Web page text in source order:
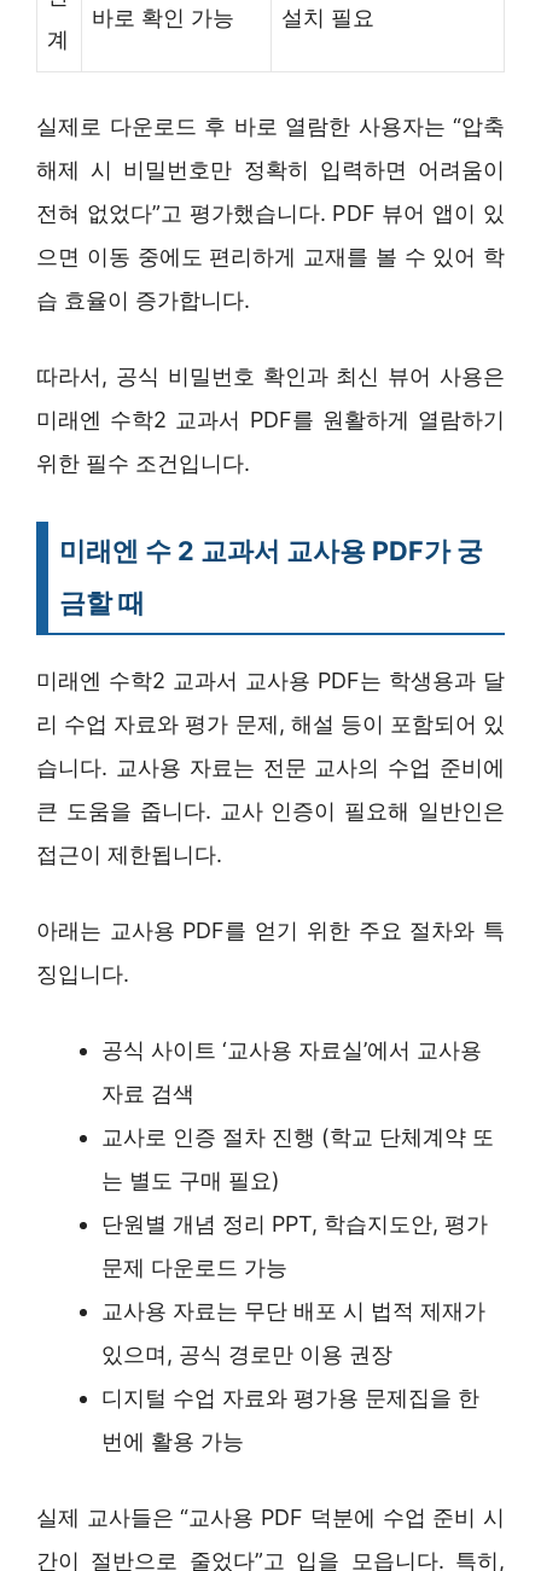
계
바로 확인 가능
설치 필요
실제로 다운로드 후 바로 열람한 사용자는 “압축
해제 시 비밀번호만 정확히 입력하면 어려움이
전혀 없었다”고 평가했습니다. PDF 뷰어 앱이 있
으면 이동 중에도 편리하게 교재를 볼 수 있어 학
습 효율이 증가합니다.
따라서, 공식 비밀번호 확인과 최신 뷰어 사용은
미래엔 수학2 교과서 PDF를 원활하게 열람하기
위한 필수 조건입니다.
미래엔 수 2 교과서 교사용 PDF가 궁
금할 때
미래엔 수학2 교과서 교사용 PDF는 학생용과 달
리 수업 자료와 평가 문제, 해설 등이 포함되어 있
습니다. 교사용 자료는 전문 교사의 수업 준비에
큰 도움을 줍니다. 교사 인증이 필요해 일반인은
접근이 제한됩니다.
아래는 교사용 PDF를 얻기 위한 주요 절차와 특
징입니다.
공식 사이트 ‘교사용 자료실’에서 교사용
자료 검색
교사로 인증 절차 진행 (학교 단체계약 또
는 별도 구매 필요)
단원별 개념 정리 PPT, 학습지도안, 평가
문제 다운로드 가능
교사용 자료는 무단 배포 시 법적 제재가
있으며, 공식 경로만 이용 권장
디지털 수업 자료와 평가용 문제집을 한
번에 활용 가능
실제 교사들은 “교사용 PDF 덕분에 수업 준비 시
간이 절반으로 줄었다”고 입을 모읍니다. 특히,